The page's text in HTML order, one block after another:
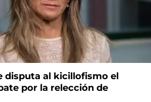
disputa al kicillofismo el
por la relección de